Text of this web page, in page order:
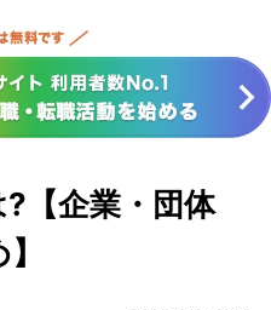
【企業・団体